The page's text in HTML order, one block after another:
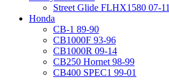
Street Glide FLHX1580 07-11
Honda
CB-1 89-90
CB1000F 93-96
CB1000R 09-14
CB250 Hornet 98-99
CB400 SPEC1 99-01